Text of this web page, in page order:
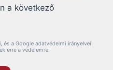
a következő
és a Google adatvédelmi irányelvei
erre a védelemre.